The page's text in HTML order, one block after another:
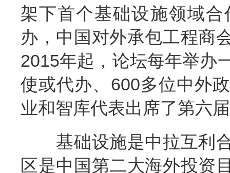
架下首个基础设施领域
办，中国对外承包工程商
2015年起，论坛每年举办
使或代办、600多位中外
业和智库代表出席了第六
基础设施是中拉互利合
区是中国第二大海外投资